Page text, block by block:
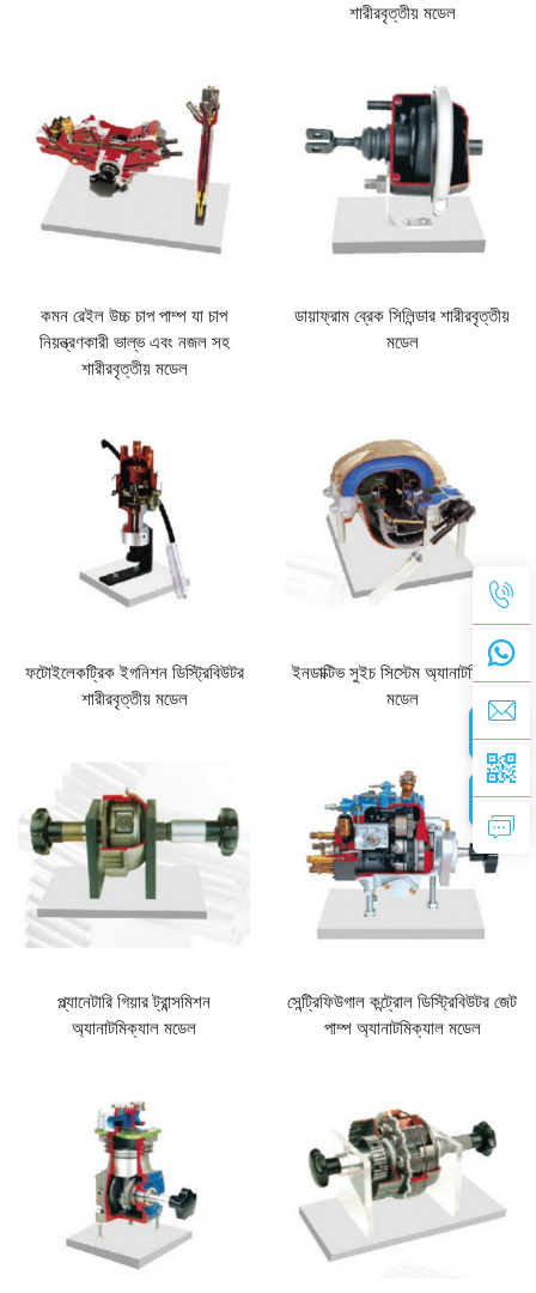
শারীরবৃত্তীয় মডেল
কমন রেইল উচ্চ চাপ পাম্প যা চাপ
নিয়ন্ত্রণকারী ভাল্ভ এবং নজল সহ
শারীরবৃত্তীয় মডেল
ডায়াফ্রাম ব্রেক সিলিন্ডার শারীরবৃত্তীয়
মডেল
ফটোইলেকট্রিক ইগনিশন ডিস্ট্রিবিউটর
শারীরবৃত্তীয় মডেল
ইনডাক্টিভ সুইচ সিস্টেম অ্যানাটমিক্যাল
মডেল
প্ল্যানেটারি গিয়ার ট্রান্সমিশন
অ্যানাটমিক্যাল মডেল
সেন্ট্রিফিউগাল কন্ট্রোল ডিস্ট্রিবিউটর জেট
পাম্প অ্যানাটমিক্যাল মডেল